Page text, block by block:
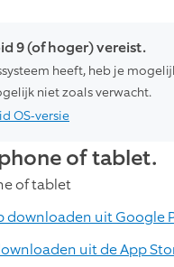
9 (of hoger) vereist.
heeft, heb je
niet zoals verwacht.
OS-versie
of tablet.
of tablet
downloaden uit Google
uit de App